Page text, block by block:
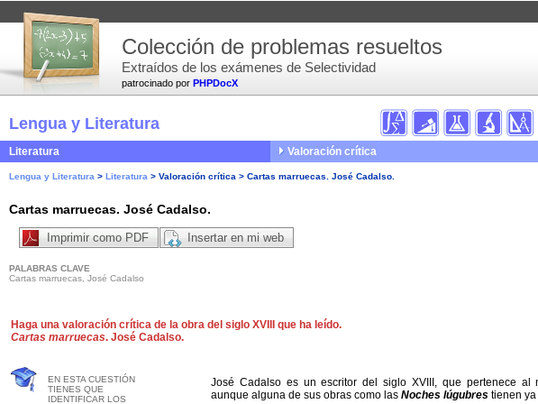
patrocinado por PHPDocX
Colección de problemas resueltos
Extraídos de los exámenes de Selectividad
Lengua y Literatura
Literatura Valoración crítica
Lengua y Literatura > Literatura > Valoración crítica > Cartas marruecas. José Cadalso.
Cartas marruecas. José Cadalso.
Imprimir como PDF Insertar en mi web
PALABRAS CLAVE
Cartas marruecas, José Cadalso
Haga una valoración crítica de la obra del siglo XVIII que ha leído.
Cartas marruecas. José Cadalso.
EN ESTA CUESTIÓN
TIENES QUE
IDENTIFICAR LOS
José Cadalso es un escritor del siglo XVIII, que pertenece al
aunque alguna de sus obras como las Noches lúgubres tienen